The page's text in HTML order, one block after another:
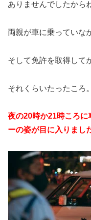
ありませんでしたから
両親が車に乗っていな
そして免許を取得して
それくらいたったころ。
夜の20時か21時ころに
ーの姿が目に入りまし